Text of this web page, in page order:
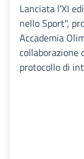
Lanciata l'XI
nello Sport",
Accademia
collaborazione
protocollo di